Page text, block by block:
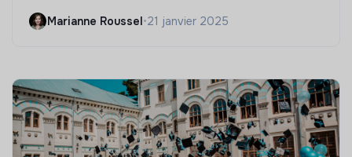
Marianne Roussel•21 janvier 2025